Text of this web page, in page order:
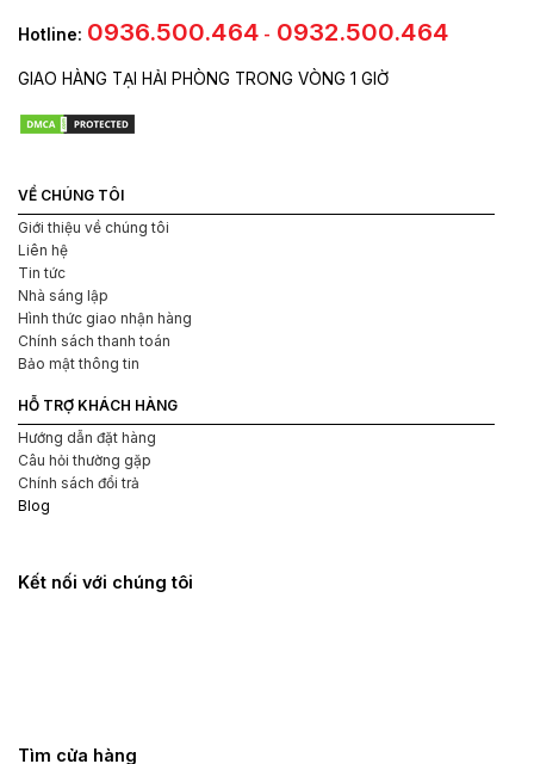
Hotline: 0936.500.464 - 0932.500.464
GIAO HÀNG TẠI HẢI PHÒNG TRONG VÒNG 1 GIỜ
VỀ CHÚNG TÔI
Giới thiệu về chúng tôi
Liên hệ
Tin tức
Nhà sáng lập
Hình thức giao nhận hàng
Chính sách thanh toán
Bảo mật thông tin
HỖ TRỢ KHÁCH HÀNG
Hướng dẫn đặt hàng
Câu hỏi thường gặp
Chính sách đổi trả
Blog
Kết nối với chúng tôi
Tìm cửa hàng